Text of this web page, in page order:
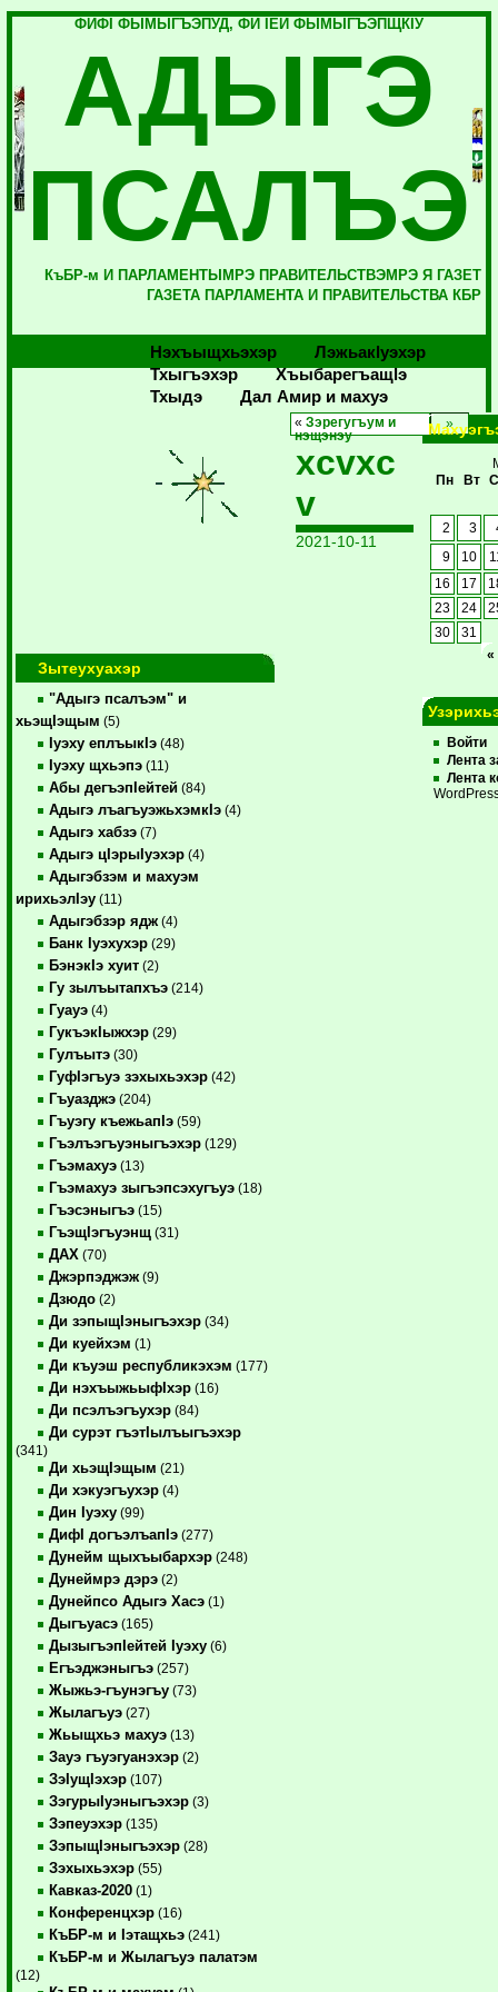
ФИФI ФЫМЫГЪЭПУД, ФИ IЕЙ ФЫМЫГЪЭПЩКIУ
АДЫГЭ
ПСАЛЪЭ
КъБР-м И ПАРЛАМЕНТЫМРЭ ПРАВИТЕЛЬСТВЭМРЭ Я ГАЗЕТ
ГАЗЕТА ПАРЛАМЕНТА И ПРАВИТЕЛЬСТВА КБР
Нэхъыщхьэхэр
Лэжьакlуэхэр
Тхыгъэхэр
Хъыбарегъащlэ
Тхыдэ
Дал Амир и махуэ
Зытеухуахэр
"Адыгэ псалъэм" и
хьэщIэщым (5)
Iуэху еплъыкIэ (48)
Iуэху щхьэпэ (11)
Абы дегъэпIейтей (84)
Адыгэ лъагъуэжьхэмкIэ (4)
Адыгэ хабзэ (7)
Адыгэ цIэрыIуэхэр (4)
Адыгэбзэм и махуэм
ирихьэлIэу (11)
Адыгэбзэр ядж (4)
Банк Iуэхухэр (29)
БэнэкIэ хуит (2)
Гу зылъытапхъэ (214)
Гуауэ (4)
ГукъэкIыжхэр (29)
Гулъытэ (30)
ГуфIэгъуэ зэхыхьэхэр (42)
Гъуазджэ (204)
Гъуэгу къежьапIэ (59)
Гъэлъэгъуэныгъэхэр (129)
Гъэмахуэ (13)
Гъэмахуэ зыгъэпсэхугъуэ (18)
Гъэсэныгъэ (15)
ГъэщIэгъуэнщ (31)
ДАХ (70)
Джэрпэджэж (9)
Дзюдо (2)
Ди зэпыщIэныгъэхэр (34)
Ди куейхэм (1)
Ди къуэш республикэхэм (177)
Ди нэхъыжьыфIхэр (16)
Ди псэлъэгъухэр (84)
Ди сурэт гъэтIылъыгъэхэр
(341)
Ди хьэщIэщым (21)
Ди хэкуэгъухэр (4)
Дин Iуэху (99)
ДифI догъэлъапIэ (277)
Дунейм щыхъыбархэр (248)
Дунеймрэ дэрэ (2)
Дунейпсо Адыгэ Хасэ (1)
Дыгъуасэ (165)
ДызыгъэпIейтей Iуэху (6)
Егъэджэныгъэ (257)
Жыжьэ-гъунэгъу (73)
Жылагъуэ (27)
Жьыщхьэ махуэ (13)
Зауэ гъуэгуанэхэр (2)
ЗэIущIэхэр (107)
ЗэгурыIуэныгъэхэр (3)
Зэпеуэхэр (135)
ЗэпыщIэныгъэхэр (28)
Зэхыхьэхэр (55)
Кавказ-2020 (1)
Конференцхэр (16)
КъБР-м и Iэтащхьэ (241)
КъБР-м и Жылагъуэ палатэм
(12)
«Зэрегугъум и
нэщэнэу
xcvxc
v
2021-10-11
Пн
Вт
2 3
9 10
16
17
23
24
30
31
«
Войти
Лента
Лента